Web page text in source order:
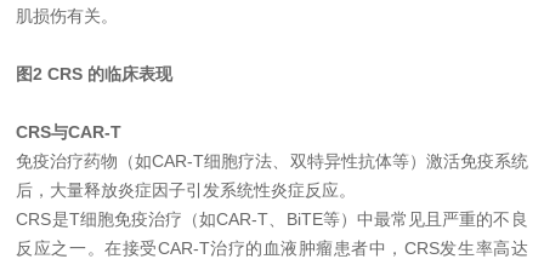
肌损伤有关。
图2 CRS 的临床表现
CRS与CAR-T
免疫治疗药物（如CAR-T细胞疗法、双特异性抗体等）激活免疫系统
后，大量释放炎症因子引发系统性炎症反应。
CRS是T细胞免疫治疗（如CAR-T、BiTE等）中最常见且严重的不良
反应之一。在接受CAR-T治疗的血液肿瘤患者中，CRS发生率高达